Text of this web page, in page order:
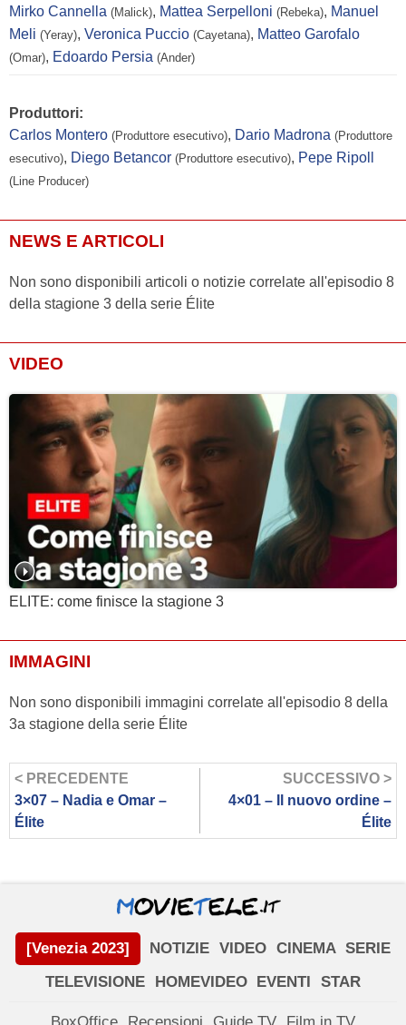
Mirko Cannella (Malick), Mattea Serpelloni (Rebeka), Manuel
Meli (Yeray), Veronica Puccio (Cayetana), Matteo Garofalo
(Omar), Edoardo Persia (Ander)
Produttori:
Carlos Montero (Produttore esecutivo), Dario Madrona (Produttore
esecutivo), Diego Betancor (Produttore esecutivo), Pepe Ripoll
(Line Producer)
NEWS E ARTICOLI
Non sono disponibili articoli o notizie correlate all'episodio 8
della stagione 3 della serie Élite
VIDEO
ELITE: come finisce la stagione 3
IMMAGINI
Non sono disponibili immagini correlate all'episodio 8 della
3a stagione della serie Élite
< PRECEDENTE
3×07 – Nadia e Omar –
Élite
SUCCESSIVO >
4×01 – Il nuovo ordine –
Élite
[Venezia 2023] NOTIZIE VIDEO CINEMA SERIE
TELEVISIONE
HOMEVIDEO EVENTI STAR